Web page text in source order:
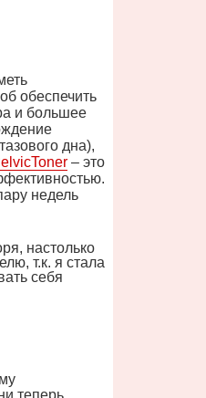
обеспечить
и большее
дна),
– это
недель
настолько
т.к. я стала
себя
теперь